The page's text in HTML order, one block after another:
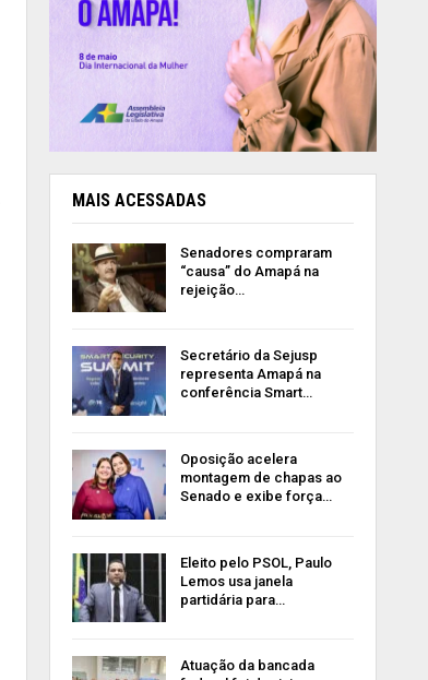
MAIS ACESSADAS
Senadores compraram
“causa” do Amapá na
rejeição…
Secretário da Sejusp
representa Amapá na
conferência Smart…
Oposição acelera
montagem de chapas ao
Senado e exibe força…
Eleito pelo PSOL, Paulo
Lemos usa janela
partidária para…
Atuação da bancada